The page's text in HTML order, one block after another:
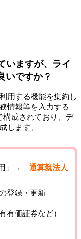
いますが、ライ
いですか？
用する機能を集約し
情報等を入力する
構成されており、デ
します。
」 → 通算親法人
登録・更新
価証券など）